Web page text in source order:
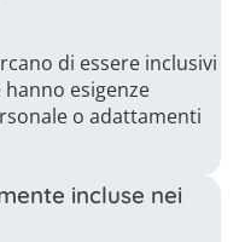
di essere inclusivi
esigenze
o adattamenti
incluse nei